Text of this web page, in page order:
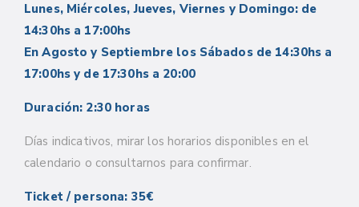
Lunes, Miércoles, Jueves, Viernes y Domingo: de
14:30hs a 17:00hs
En Agosto y Septiembre los Sábados de 14:30hs a
17:00hs y de 17:30hs a 20:00
Duración: 2:30 horas
Días indicativos, mirar los horarios disponibles en el
calendario o consultarnos para confirmar.
Ticket / persona: 35€